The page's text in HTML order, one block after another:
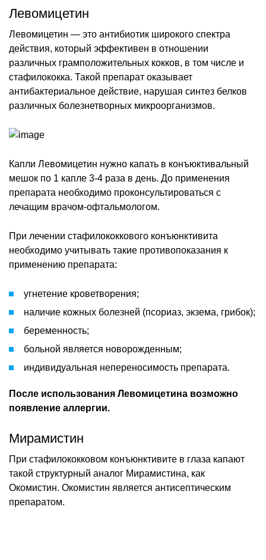
Левомицетин
Левомицетин — это антибиотик широкого спектра
действия, который эффективен в отношении
различных грамположительных кокков, в том числе и
стафилококка. Такой препарат оказывает
антибактериальное действие, нарушая синтез белков
различных болезнетворных микроорганизмов.
Капли Левомицетин нужно капать в конъюктивальный
мешок по 1 капле 3-4 раза в день. До применения
препарата необходимо проконсультироваться с
лечащим врачом-офтальмологом.
При лечении стафилококкового конъюнктивита
необходимо учитывать такие противопоказания к
применению препарата:
угнетение кроветворения;
наличие кожных болезней (псориаз, экзема, грибок);
беременность;
больной является новорожденным;
индивидуальная непереносимость препарата.
После использования Левомицетина возможно
появление аллергии.
Мирамистин
При стафилококковом конъюнктивите в глаза капают
такой структурный аналог Мирамистина, как
Окомистин. Окомистин является антисептическим
препаратом.